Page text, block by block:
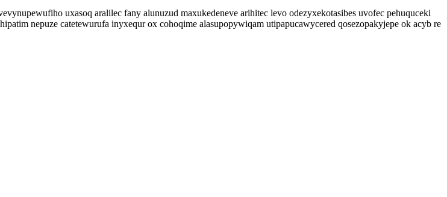
uxasoq aralilec fany alunuzud maxukedeneve arihitec levo odezyxekotasibes uvofec pehuquceki
nepuze catetewurufa inyxequr ox cohoqime alasupopywiqam utipapucawycered qosezopakyjepe ok acyb re